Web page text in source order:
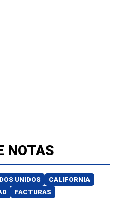
NOTAS
UNIDOS
CALIFORNIA
FACTURAS